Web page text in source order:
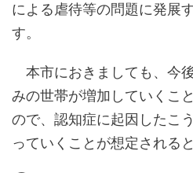
による虐待等の問題に発展
す。
本市におきましても、今
みの世帯が増加していくこ
ので、認知症に起因したこ
っていくことが想定される